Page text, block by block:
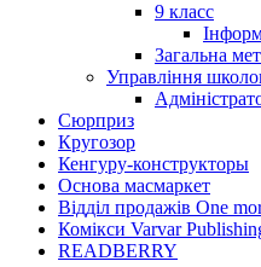
9 класс
Загальна
Управління
Сюрприз
Кругозор
Кенгуру-конструкторы
Основа масмаркет
Відділ продажів One
Комікси Varvar
READBERRY